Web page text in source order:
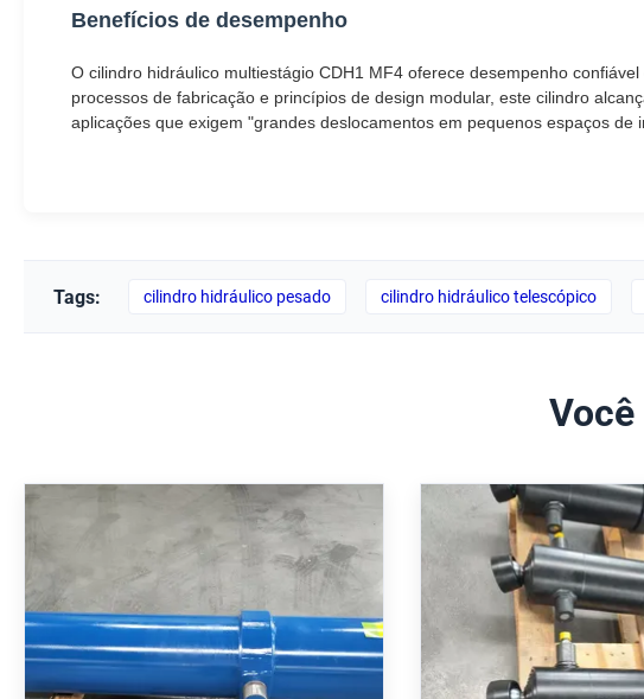
Benefícios de desempenho
O cilindro hidráulico multiestágio CDH1 MF4 oferece desempenho
processos de fabricação e princípios de design modular, este cilindro
aplicações que exigem "grandes deslocamentos em pequenos espaços de
Tags: cilindro hidráulico pesado cilindro hidráulico telescópico
cilindro hidráulico telescópico
com pressão nominal de 250
bar cromado duro e montagem
de tronco MT4
Cilindro hidráulico
com pressão
250 bar e curso de
para aplicações de